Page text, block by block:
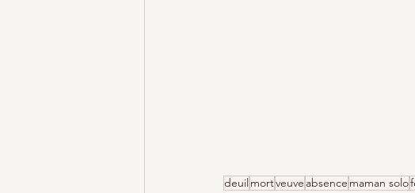
deuil mortveuve absence maman solo